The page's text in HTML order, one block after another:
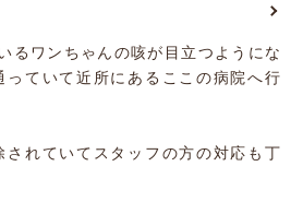
るワンちゃんの咳が目立つようにな
っていて近所にあるここの病院へ行
されていてスタッフの方の対応も丁